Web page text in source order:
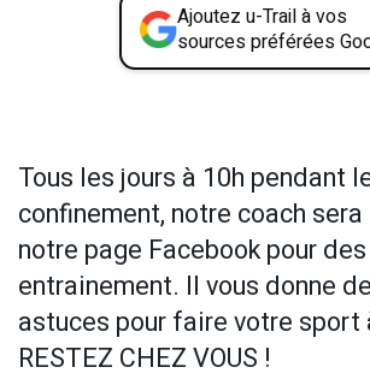
Ajoutez u-Trail à vos
sources préférées
Tous les jours à 10h pendant
confinement, notre coach
notre page Facebook pour
entrainement. Il vous donne
astuces pour faire votre sport
RESTEZ CHEZ VOUS !